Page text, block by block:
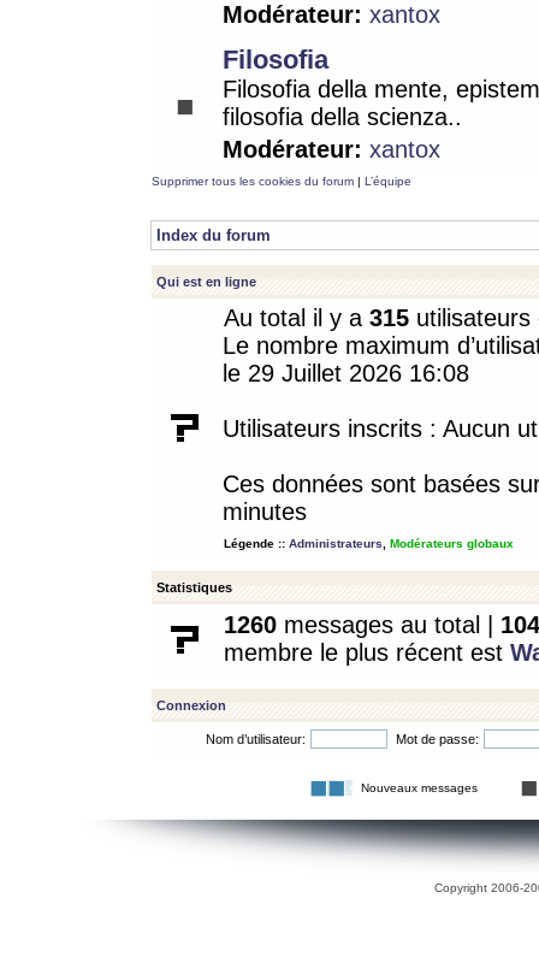
Modérateur: xantox
Filosofia
Filosofia della mente,
filosofia della scienza..
Modérateur: xantox
Supprimer tous les cookies du forum | L’équipe
Index du forum
Qui est en ligne
Au total il y a 315
Le nombre maximum
le 29 Juillet 2026 16:08
Utilisateurs inscrits : Aucun
Ces données sont basées
minutes
Légende :: Administrateurs Modérateurs globaux
Statistiques
1260 messages au total | 104
membre le plus récent est
Connexion
Nom d’utilisateur: Mot de passe:
Nouveaux messages
Copyright 2006-